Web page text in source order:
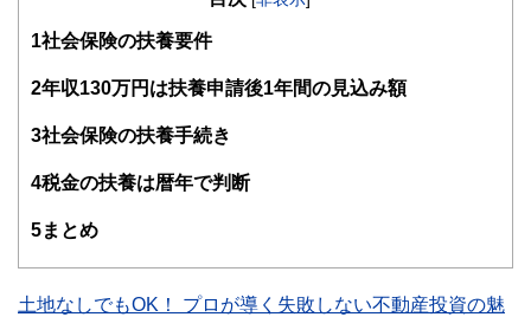
得者を中心に「お金や暮らし」に関する書籍・雑誌の編集経
験者で構成され、企画立案から記事掲載まですべての工程に
護士、税理士、宅地建物取引士、相続診断士、住宅ローンア
かしく感じられる年金や税金、相続、保険、ローンなどの話
1社会保険の扶養要件
2年収130万円は扶養申請後1年間の見込み額
3社会保険の扶養手続き
4税金の扶養は暦年で判断
5まとめ
土地なしでもOK！ プロが導く失敗しない不動産投資の魅